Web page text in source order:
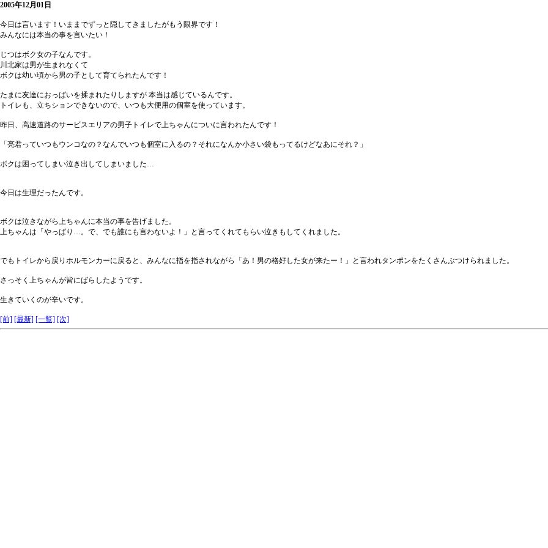
2005年12月01日
今日は言います！いままでずっと隠してきましたがもう限界です！
みんなには本当の事を言いたい！
じつはボク女の子なんです。
川北家は男が生まれなくて
ボクは幼い頃から男の子として育てられたんです！
たまに友達におっぱいを揉まれたりしますが 本当は感じているんです。
トイレも、立ちションできないので、いつも大便用の個室を使っています。
昨日、高速道路のサービスエリアの男子トイレで上ちゃんについに言われたんです！
「亮君っていつもウンコなの？なんでいつも個室に入るの？それになんか小さい袋もってるけどなあにそれ？」
ボクは困ってしまい泣き出してしまいました…
今日は生理だったんです。
ボクは泣きながら上ちゃんに本当の事を告げました。
上ちゃんは「やっぱり…。で、でも誰にも言わないよ！」と言ってくれてもらい泣きもしてくれました。
でもトイレから戻りホルモンカーに戻ると、みんなに指を指されながら「あ！男の格好した女が来たー！」と言われタンポンをたくさんぶつけられました。
さっそく上ちゃんが皆にばらしたようです。
生きていくのが辛いです。
[前] [最新] [一覧] [次]